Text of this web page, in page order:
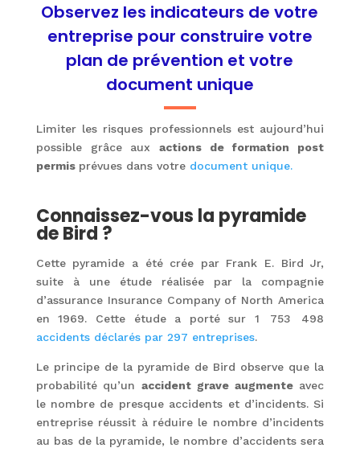
Observez les indicateurs de votre
entreprise pour construire votre
plan de prévention et votre
document unique
Limiter les risques professionnels est aujourd’hui
possible grâce aux actions de formation post
permis prévues dans votre document unique.
Connaissez-vous la pyramide
de Bird ?
Cette pyramide a été crée par Frank E. Bird Jr,
suite à une étude réalisée par la compagnie
d’assurance Insurance Company of North America
en 1969. Cette étude a porté sur 1 753 498
accidents déclarés par 297 entreprises.
Le principe de la pyramide de Bird observe que la
probabilité qu’unaccident grave augmenteavec
le nombre de presque accidents et d’incidents. Si
entreprise réussit à réduire le nombre d’incidents
au bas de la pyramide, le nombre d’accidents sera